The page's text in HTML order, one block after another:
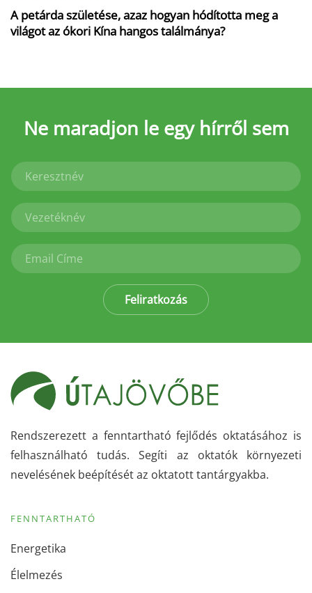
A petárda születése, azaz hogyan hódította meg a
világot az ókori Kína hangos találmánya?
Ne maradjon le egy hírről sem
Feliratkozás
Rendszerezett a fenntartható fejlődés oktatásához is
felhasználható tudás. Segíti az oktatók környezeti
nevelésének beépítését az oktatott tantárgyakba.
FENNTARTHATÓ
Energetika
Élelmezés